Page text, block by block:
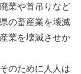
業や首吊りなど
の畜産業を壊滅
業を壊滅させか
のために人人は